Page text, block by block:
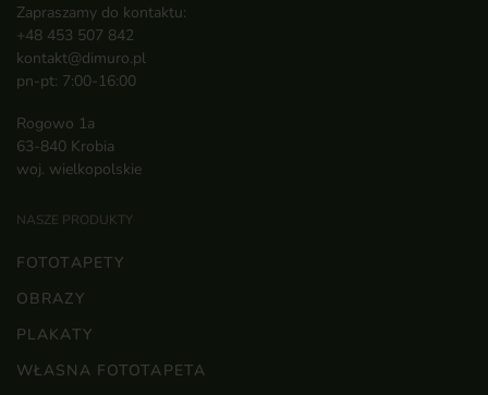
Zapraszamy do kontaktu:
+48 453 507 842
kontakt@dimuro.pl
pn-pt: 7:00-16:00
Rogowo 1a
63-840 Krobia
woj. wielkopolskie
NASZE PRODUKTY
FOTOTAPETY
OBRAZY
PLAKATY
WŁASNA FOTOTAPETA